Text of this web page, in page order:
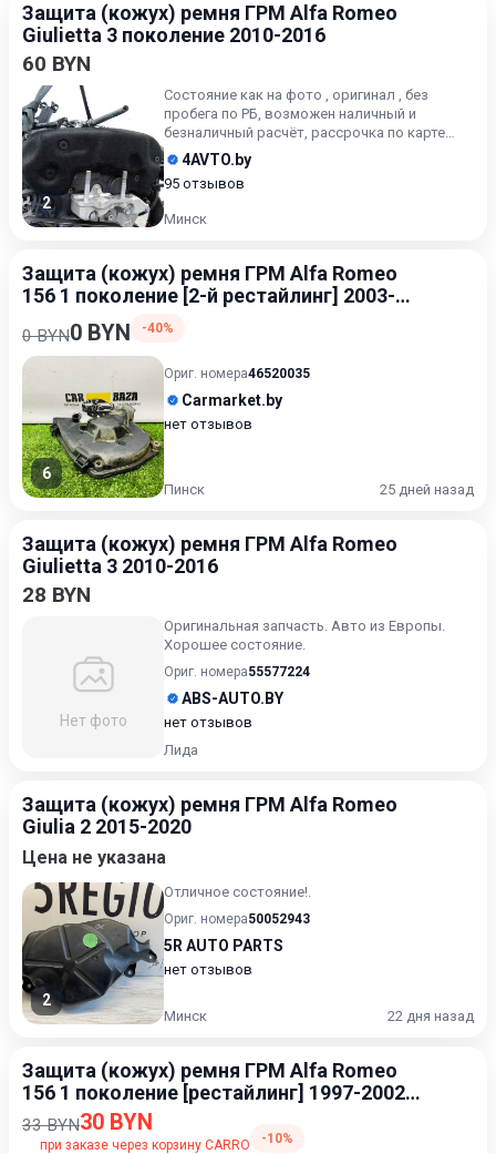
Защита (кожух) ремня ГРМ Alfa Romeo
Giulietta 3 поколение 2010-2016
60 BYN
2
Состояние как на фото , оригинал , без
пробега по РБ, возможен наличный и
безналичный расчёт, рассрочка по карте
Халва, поможем с установкой
4AVTO.by
95 отзывов
Минск
Защита (кожух) ремня ГРМ Alfa Romeo
156 1 поколение [2-й рестайлинг] 2003-
0 BYN0 BYN -40%
6
Ориг. номера46520035
Carmarket.by
нет отзывов
Пинск 25 дней назад
Защита (кожух) ремня ГРМ Alfa Romeo
Giulietta 3 2010-2016
28 BYN
Нет фото
Оригинальная запчасть. Авто из Европы.
Хорошее состояние.
Ориг. номера55577224
ABS-AUTO.BY
нет отзывов
Лида
Защита (кожух) ремня ГРМ Alfa Romeo
Giulia 2 2015-2020
Цена не указана
2
Отличное состояние!.
Ориг. номера50052943
5R AUTO PARTS
нет отзывов
Минск 22 дня назад
Защита (кожух) ремня ГРМ Alfa Romeo
156 1 поколение [рестайлинг] 1997-2002
1.9
33 BYN30 BYN
при заказе через корзину CARRO -10%